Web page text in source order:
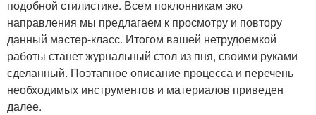
подобной стилистике. Всем поклонникам эко
направления мы предлагаем к просмотру и повтору
данный мастер-класс. Итогом вашей нетрудоемкой
работы станет журнальный стол из пня, своими руками
сделанный. Поэтапное описание процесса и перечень
необходимых инструментов и материалов приведен
далее.